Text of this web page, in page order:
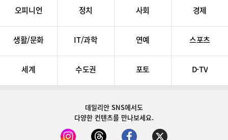
오피니언 정치 사회 경제
생활/문화 IT/과학 연예 스포츠
세계 수도권 포토 D-TV
데일리안 SNS에서도
다양한 컨텐츠를 만나보세요.